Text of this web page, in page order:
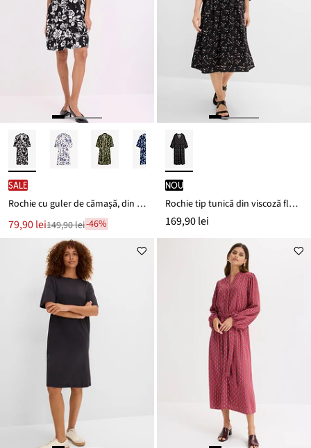
SALE
Rochie cu guler de cămașă, din viscoză vaporoasă
Noul
preț
79,90 lei
Reducere
149,90 lei
149,90 lei-46%
nou
Rochie tip tunică din viscoză fluidă
169,90 lei